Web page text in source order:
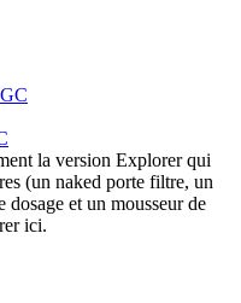
la version Explorer qui
(un naked porte filtre, un
et un mousseur de
ici.